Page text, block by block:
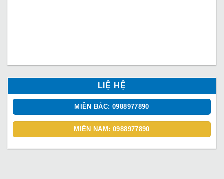
LIỆ HỆ
MIỀN BẮC: 0988977890
MIỀN NAM: 0988977890